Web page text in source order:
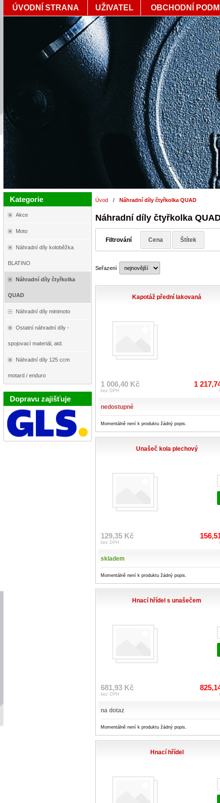
ÚVODNÍ STRANA UŽIVATEL OBCHODNÍ
Kategorie
Akce
Moto
Náhradní díly koloběžka
BLATINO
Náhradní díly čtyřkolka
QUAD
Náhradní díly minimoto
Ostatní náhradní díly -
spojovací materiál, atd.
Náhradní díly 125 ccm
motard / enduro
Dopravu zajišťuje
Úvod / Náhradní díly čtyřkolka QUAD
Náhradní díly čtyřkolka
Filtrování Cena Štítek
Seřazení
Kapotáž přední lakovaná
1 006,40 Kč
bez DPH
1
nedostupné
Momentálně není k produktu žádný popis.
Unašeč kola plechový
129,35 Kč
bez DPH
skladem
Momentálně není k produktu žádný popis.
Hnací hřídel s unašečem
681,93 Kč
bez DPH
na dotaz
Momentálně není k produktu žádný popis.
Hnací hřídel